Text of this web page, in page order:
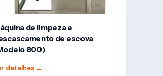
de limpeza e
de escova
800)
detalhes →